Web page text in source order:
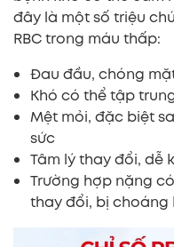
đây là một số triệu
RBC trong máu thấp:
Đau đầu, chóng
Khó có thể tập
Mệt mỏi, đặc biệt
sức
Tâm lý thay đổi, dễ
Trường hợp nặng
thay đổi, bị choáng